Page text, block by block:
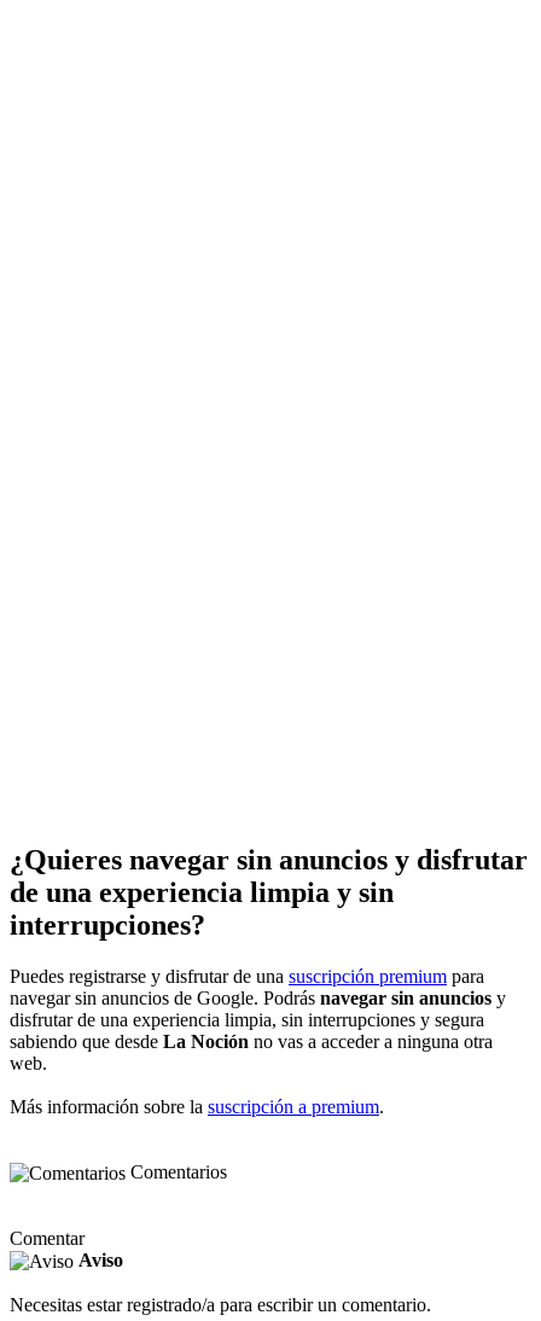
¿Quieres navegar sin anuncios y disfrutar
de una experiencia limpia y sin
interrupciones?
Puedes registrarse y disfrutar de una suscripción premium para
navegar sin anuncios de Google. Podrás navegar sin anuncios y
disfrutar de una experiencia limpia, sin interrupciones y segura
sabiendo que desde La Noción no vas a acceder a ninguna otra
web.
Más información sobre la suscripción a premium.
Comentarios
Comentar
Aviso
Necesitas estar registrado/a para escribir un comentario.